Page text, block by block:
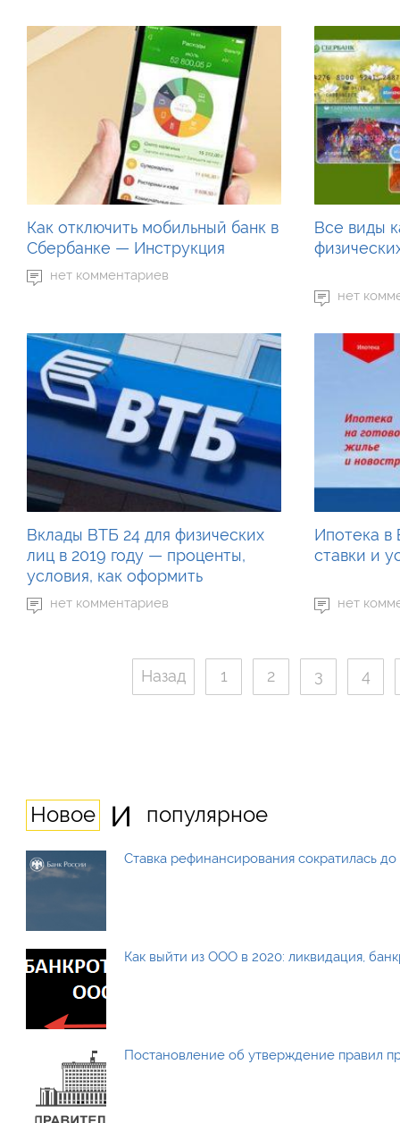
Как отключить мобильный банк в
Сбербанке — Инструкция
нет комментариев
Все виды
нет
Вклады ВТБ 24 для физических
лиц в 2019 году — проценты,
условия, как оформить
нет комментариев
Ипотека в
ставки и
нет
Назад 1 2 3 4
Новое и популярное
Ставка рефинансирования сократилась
Как выйти из ООО в 2020: ликвидация,
Постановление об утверждение правил